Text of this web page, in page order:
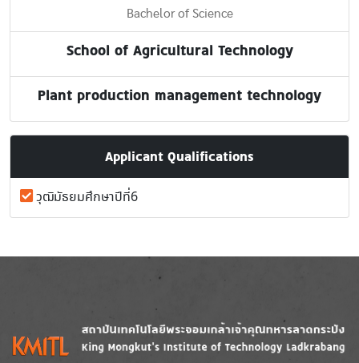
Bachelor of Science
School of Agricultural Technology
Plant production management technology
Applicant Qualifications
วุฒิมัธยมศึกษาปีที่6
Image